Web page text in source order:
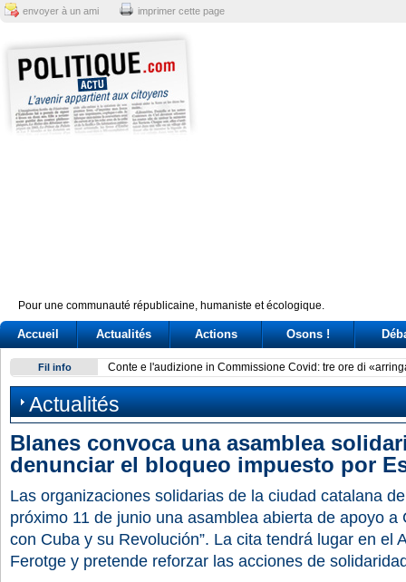
envoyer à un ami imprimer cette page
Pour une communauté républicaine, humaniste et écologique.
Accueil Actualités Actions Osons !
Fil info Conte e l'audizione in Commissione Covid: tre ore di
Actualités
Blanes convoca una asamblea
denunciar el bloqueo impuesto por
Las organizaciones solidarias de la ciudad catalana
próximo 11 de junio una asamblea abierta de apoyo a
con Cuba y su Revolución”. La cita tendrá lugar en el
Ferotge y pretende reforzar las acciones de